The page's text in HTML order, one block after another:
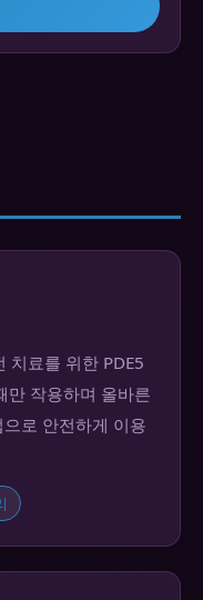
치료를 위한 PDE5
만 작용하며 올바른
로 안전하게 이용